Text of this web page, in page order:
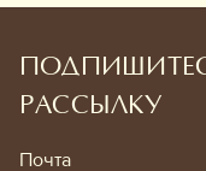
РАССЫЛКУ
Почта